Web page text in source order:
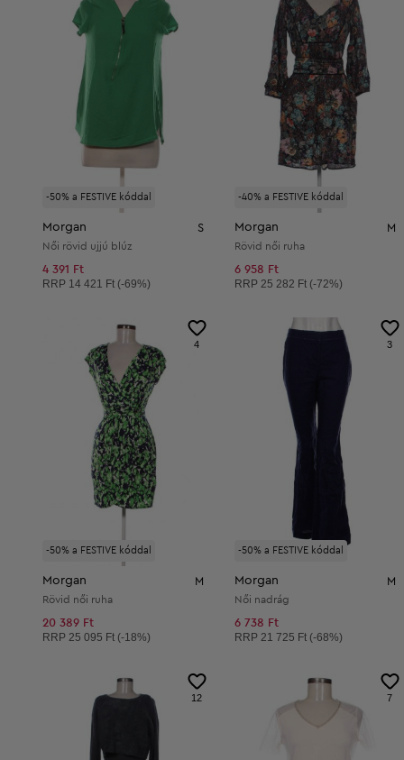
-50% a FESTIVE kóddal
Morgan S
Női rövid ujjú blúz
4 391 Ft
Ajánlott ár:
RRP 14 421 Ft (-69%)
-40% a FESTIVE kóddal
Morgan M
Rövid női ruha
6 958 Ft
Ajánlott ár:
RRP 25 282 Ft (-72%)
-50% a FESTIVE kóddal
4
Morgan M
Rövid női ruha
20 389 Ft
Ajánlott ár:
RRP 25 095 Ft (-18%)
-50% a FESTIVE kóddal
3
Morgan M
Női nadrág
6 738 Ft
Ajánlott ár:
RRP 21 725 Ft (-68%)
12 7